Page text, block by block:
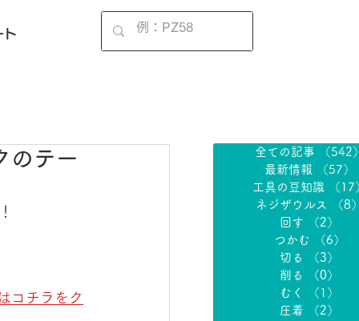
ト
のテー
コチラをク
全ての記事
（542
最新情報
（57）
工具の豆知識
（17
ネジザウルス
（8
回す
（2）
つかむ
（6）
切る
（3）
削る
（0）
むく
（1）
圧着
（2）